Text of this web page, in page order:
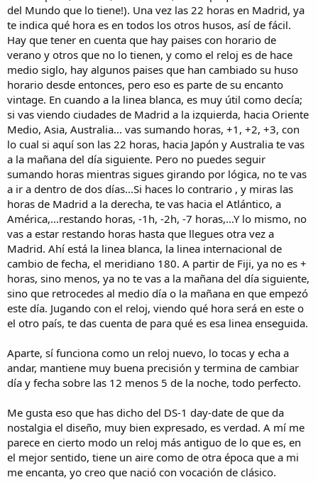
del Mundo que lo tiene!). Una vez las 22 horas en Madrid, ya
te indica qué hora es en todos los otros husos, así de fácil.
Hay que tener en cuenta que hay paises con horario de
verano y otros que no lo tienen, y como el reloj es de hace
medio siglo, hay algunos paises que han cambiado su huso
horario desde entonces, pero eso es parte de su encanto
vintage. En cuando a la linea blanca, es muy útil como decía;
si vas viendo ciudades de Madrid a la izquierda, hacia Oriente
Medio, Asia, Australia... vas sumando horas, +1, +2, +3, con
lo cual si aquí son las 22 horas, hacia Japón y Australia te vas
a la mañana del día siguiente. Pero no puedes seguir
sumando horas mientras sigues girando por lógica, no te vas
a ir a dentro de dos días...Si haces lo contrario , y miras las
horas de Madrid a la derecha, te vas hacia el Atlántico, a
América,...restando horas, -1h, -2h, -7 horas,...Y lo mismo, no
vas a estar restando horas hasta que llegues otra vez a
Madrid. Ahí está la linea blanca, la linea internacional de
cambio de fecha, el meridiano 180. A partir de Fiji, ya no es +
horas, sino menos, ya no te vas a la mañana del día siguiente,
sino que retrocedes al medio día o la mañana en que empezó
este día. Jugando con el reloj, viendo qué hora será en este o
el otro país, te das cuenta de para qué es esa linea enseguida.
Aparte, sí funciona como un reloj nuevo, lo tocas y echa a
andar, mantiene muy buena precisión y termina de cambiar
día y fecha sobre las 12 menos 5 de la noche, todo perfecto.
Me gusta eso que has dicho del DS-1 day-date de que da
nostalgia el diseño, muy bien expresado, es verdad. A mí me
parece en cierto modo un reloj más antiguo de lo que es, en
el mejor sentido, tiene un aire como de otra época que a mi
me encanta, yo creo que nació con vocación de clásico.